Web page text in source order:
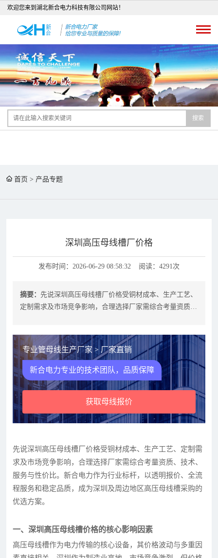
欢迎您来到湖北新合电力科技有限公司网站！
搜索
首页 > 产品专题
深圳高压母线槽厂价格
发布时间：2026-06-29 08:58:32 阅读：4291次
摘要：先说深圳高压母线槽厂价格受铜材成本、生产工艺、
定制需求及市场竞争影响，合理选择厂家需综合考量资质、
专业管母线生产厂家 > 厂家直销
新合电力专业的技术团队，品质保障
获取母线报价
先说深圳高压母线槽厂价格受铜材成本、生产工艺、定制需
求及市场竞争影响，合理选择厂家需综合考量资质、技术、
服务与性价比。新合电力作为行业标杆，以透明报价、全流
程服务和稳定品质，成为深圳及周边地区高压母线槽采购的
优选方案。
一、深圳高压母线槽价格的核心影响因素
高压母线槽作为电力传输的核心设备，其价格波动与多重因